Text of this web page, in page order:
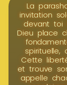
La
invitation
devant toi
Dieu place
spirituelle,
Cette
et trouve
appelle